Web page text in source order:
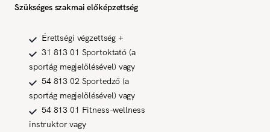
Szükséges szakmai előképzettség
Érettségi végzettség +
31 813 01 Sportoktató (a
sportág megjelölésével) vagy
54 813 02 Sportedző (a
sportág megjelölésével) vagy
54 813 01 Fitness-wellness
instruktor vagy